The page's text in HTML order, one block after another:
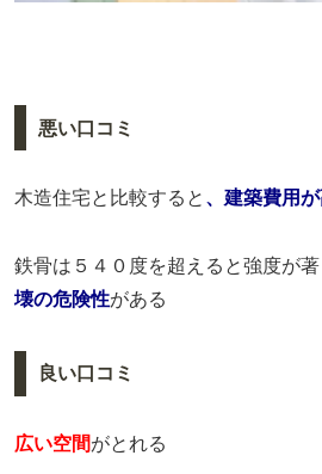
悪い口コミ
木造住宅と比較すると 、建築費用
鉄骨は５４０度を超えると強度が著
壊の危険性がある
良い口コミ
広い空間がとれる